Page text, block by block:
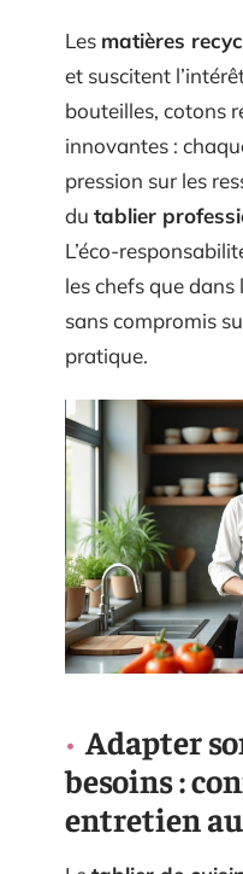
Les matières
et suscitent
bouteilles, cotons
innovantes :
pression sur les
du tablier
L’éco-
les chefs que dans
sans compromis
pratique.
Adapter
besoins :
entretien